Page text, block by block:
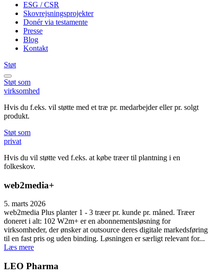
ESG / CSR
Skovrejsningsprojekter
Donér via testamente
Presse
Blog
Kontakt
Støt
Støt som
virksomhed
Hvis du f.eks. vil støtte med et træ pr. medarbejder eller pr. solgt
produkt.
Støt som
privat
Hvis du vil støtte ved f.eks. at købe træer til plantning i en
folkeskov.
web2media+
5. marts 2026
web2media Plus planter 1 - 3 træer pr. kunde pr. måned. Træer
doneret i alt: 102 W2m+ er en abonnementsløsning for
virksomheder, der ønsker at outsource deres digitale markedsføring
til en fast pris og uden binding. Løsningen er særligt relevant for...
Læs mere
LEO Pharma